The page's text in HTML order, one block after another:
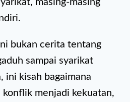
masing-masing
bukan cerita tentang
sampai syarikat
ini kisah bagaimana
konflik menjadi kekuatan,